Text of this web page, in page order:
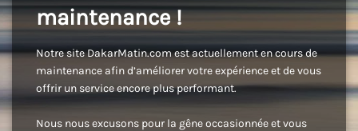
maintenance !
Notre site DakarMatin.com est actuellement en cours de
maintenance afin d’améliorer votre expérience et de vous
offrir un service encore plus performant.
Nous nous excusons pour la gêne occasionnée et vous